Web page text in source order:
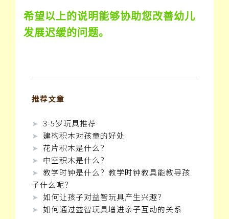
希望以上的说明能够协助您改善幼儿
发展迟缓的问题。
推荐文章
➤ 3-5岁玩具推荐
➤ 建构积木对孩童的好处
➤ 花片积木是什么？
➤ 中空积木是什么？
➤ 教学时钟是什么？教学时钟教具能教导孩
子什么呢？
➤ 如何让孩子对益智玩具产生兴趣？
➤ 如何通过益智玩具增进亲子互动的关系